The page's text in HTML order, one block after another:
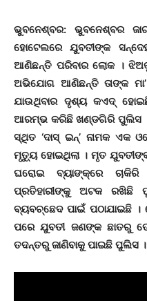
ଭୁବନେଶ୍ବର: ଭୁବନେଶ୍ବର
ହୋଟେଲରେ ଯୁବତୀଙ୍କ
ଆଣିଛନ୍ତି ପରିବାର ଲୋକ ।
ଅଭିଯୋଗ ଆଣିଛନ୍ତି ତାଙ୍କ
ଯାଉଥିବାର ଦୃଶ୍ୟ କଏଦ୍‌
ଆରମ୍ଭ କରିଛି ଖଣ୍ଡଗିରି ପୁଲିସ ।
ସ୍ଥିତ ‘ଦାସ୍‌ ଇନ୍‌’ ନାମକ ଏକ
ମୃତ୍ୟୁ ହୋଇଥିଲା । ମୃତ
ଘରୋଇ ବ୍ୟାଙ୍କ୍‌ରେ
ପ୍ରତିହାରୀଙ୍କୁ ଅଟକ ରଖିଛି
ବ୍ୟବଚ୍ଛେଦ ପାଇଁ ପଠାଯାଇଛି
ପରେ ଯୁବତୀ ଜଣଙ୍କ ଛାତରୁ
ତଦନ୍ତରୁ ଜାଣିବାକୁ ପାଇଛି ପୁଲିସ ।